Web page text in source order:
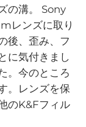
の溝。 Sony
レンズに取り
後、歪み、フ
に気付きまし
。今のところ
。レンズを保
のK&Fフィル